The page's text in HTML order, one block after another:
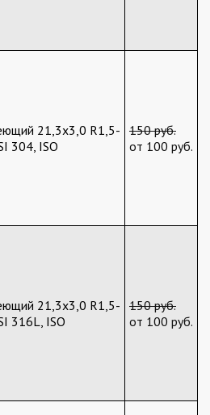
21,3х3,0 R1,5-
304, ISO
150 руб.
от 100 руб.
21,3х3,0 R1,5-
316L, ISO
150 руб.
от 100 руб.